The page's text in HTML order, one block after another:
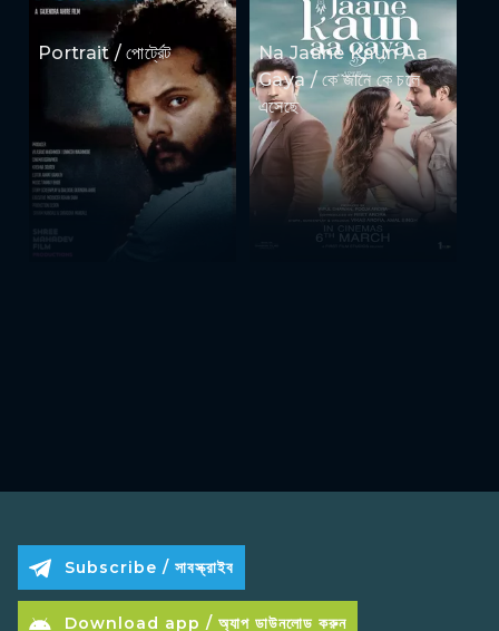
Portrait / পোর্ট্রেট
Na Jaane Kaun Aa
Gaya / কে জানে কে চলে
এসেছে
Subscribe / সাবস্ক্রাইব
Download app / অ্যাপ ডাউনলোড করুন